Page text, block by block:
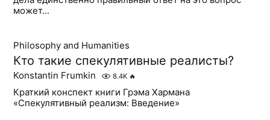
может...
Philosophy and Humanities
Кто такие спекулятивные реалисты?
Konstantin Frumkin 8.4K 🔥
Краткий конспект книги Грэма Хармана
«Спекулятивный реализм: Введение»